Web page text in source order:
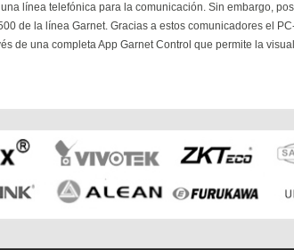
línea telefónica para la comunicación. Sin embargo,
de la línea Garnet. Gracias a estos comunicadores el
de una completa App Garnet Control que permite la